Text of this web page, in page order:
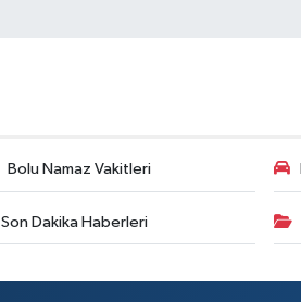
Bolu Namaz Vakitleri
Son Dakika Haberleri